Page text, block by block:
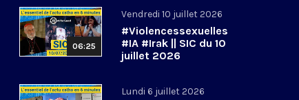
06:25
Vendredi 10 juillet 2026
#Violencessexuelles
#IA #Irak || SIC du 10
juillet 2026
Lundi 6 juillet 2026